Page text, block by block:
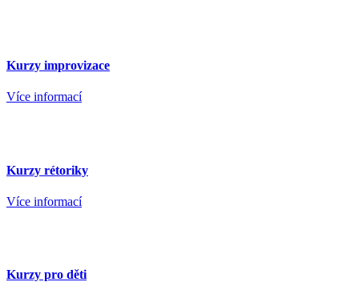
Kurzy improvizace
Více informací
Kurzy rétoriky
Více informací
Kurzy pro děti